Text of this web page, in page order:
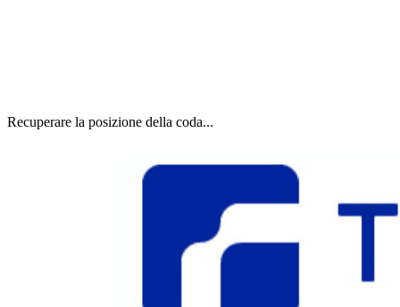
Recuperare la posizione della coda...